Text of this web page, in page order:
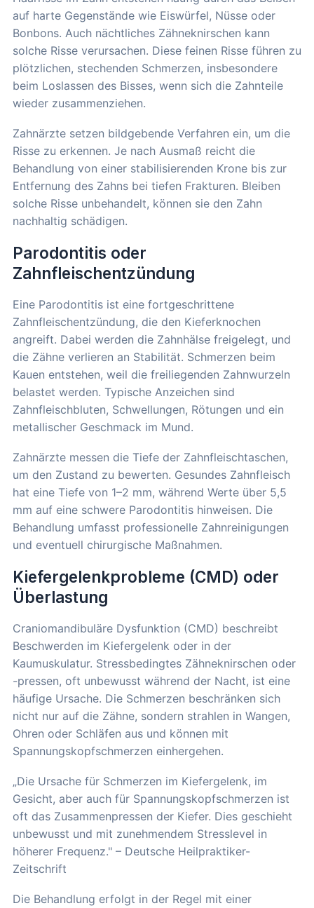
auf harte Gegenstände wie Eiswürfel, Nüsse oder
Bonbons. Auch nächtliches Zähneknirschen kann
solche Risse verursachen. Diese feinen Risse führen zu
plötzlichen, stechenden Schmerzen, insbesondere
beim Loslassen des Bisses, wenn sich die Zahnteile
wieder zusammenziehen.
Zahnärzte setzen bildgebende Verfahren ein, um die
Risse zu erkennen. Je nach Ausmaß reicht die
Behandlung von einer stabilisierenden Krone bis zur
Entfernung des Zahns bei tiefen Frakturen. Bleiben
solche Risse unbehandelt, können sie den Zahn
nachhaltig schädigen.
Parodontitis oder
Zahnfleischentzündung
Eine Parodontitis ist eine fortgeschrittene
Zahnfleischentzündung, die den Kieferknochen
angreift. Dabei werden die Zahnhälse freigelegt, und
die Zähne verlieren an Stabilität. Schmerzen beim
Kauen entstehen, weil die freiliegenden Zahnwurzeln
belastet werden. Typische Anzeichen sind
Zahnfleischbluten, Schwellungen, Rötungen und ein
metallischer Geschmack im Mund.
Zahnärzte messen die Tiefe der Zahnfleischtaschen,
um den Zustand zu bewerten. Gesundes Zahnfleisch
hat eine Tiefe von 1–2 mm, während Werte über 5,5
mm auf eine schwere Parodontitis hinweisen. Die
Behandlung umfasst professionelle Zahnreinigungen
und eventuell chirurgische Maßnahmen.
Kiefergelenkprobleme (CMD) oder
Überlastung
Craniomandibuläre Dysfunktion (CMD) beschreibt
Beschwerden im Kiefergelenk oder in der
Kaumuskulatur. Stressbedingtes Zähneknirschen oder
-pressen, oft unbewusst während der Nacht, ist eine
häufige Ursache. Die Schmerzen beschränken sich
nicht nur auf die Zähne, sondern strahlen in Wangen,
Ohren oder Schläfen aus und können mit
Spannungskopfschmerzen einhergehen.
„Die Ursache für Schmerzen im Kiefergelenk, im
Gesicht, aber auch für Spannungskopfschmerzen ist
oft das Zusammenpressen der Kiefer. Dies geschieht
unbewusst und mit zunehmendem Stresslevel in
höherer Frequenz." – Deutsche Heilpraktiker-
Zeitschrift
Die Behandlung erfolgt in der Regel mit einer